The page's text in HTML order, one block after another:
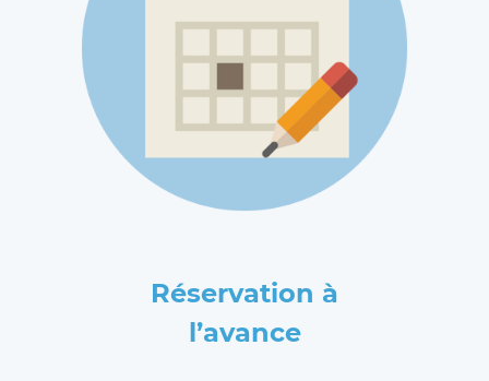
Réservation à
l’avance